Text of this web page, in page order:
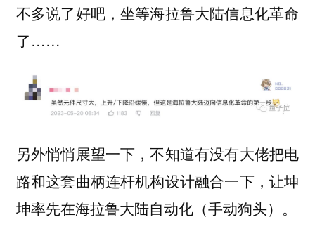
不多说了好吧，坐等海拉鲁大陆信息化革命
了……
另外悄悄展望一下，不知道有没有大佬把电
路和这套曲柄连杆机构设计融合一下，让坤
坤率先在海拉鲁大陆自动化（手动狗头）。